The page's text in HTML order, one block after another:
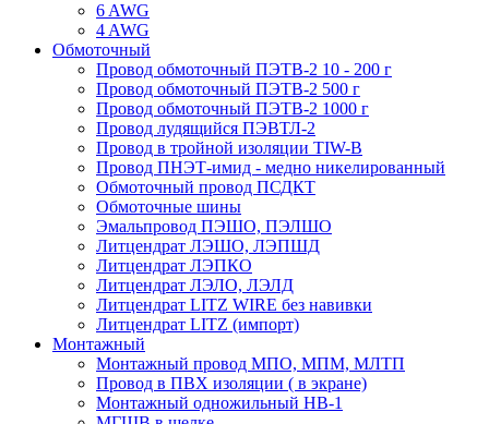
6 AWG
4 AWG
Обмоточный
Провод обмоточный ПЭТВ-2 10 - 200 г
Провод обмоточный ПЭТВ-2 500 г
Провод обмоточный ПЭТВ-2 1000 г
Провод лудящийся ПЭВТЛ-2
Провод в тройной изоляции TIW-B
Провод ПНЭТ-имид - медно никелированный
Обмоточный провод ПСДКТ
Обмоточные шины
Эмальпровод ПЭШО, ПЭЛШО
Литцендрат ЛЭШО, ЛЭПШД
Литцендрат ЛЭПКО
Литцендрат ЛЭЛО, ЛЭЛД
Литцендрат LITZ WIRE без навивки
Литцендрат LITZ (импорт)
Монтажный
Монтажный провод МПО, МПМ, МЛТП
Провод в ПВХ изоляции ( в экране)
Монтажный одножильный HB-1